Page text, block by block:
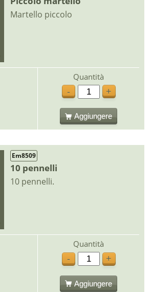
Martello piccolo
Quantità
-
+
Aggiungere
Em8509
10 pennelli
10 pennelli.
Quantità
-
+
Aggiungere